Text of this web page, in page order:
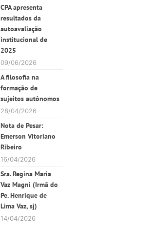
CPA apresenta
resultados da
autoavaliação
institucional de
2025
09/06/2026
A filosofia na
formação de
sujeitos autônomos
28/04/2026
Nota de Pesar:
Emerson Vitoriano
Ribeiro
16/04/2026
Sra. Regina Maria
Vaz Magni (Irmã do
Pe. Henrique de
Lima Vaz, sj)
14/04/2026